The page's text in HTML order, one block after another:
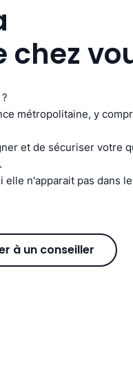
chez
métropolitaine, y
et de sécuriser votre
n'apparait pas dans
à un conseiller